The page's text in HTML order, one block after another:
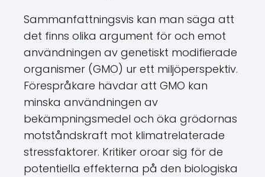
Sammanfattningsvis kan man säga att
det finns olika argument för och emot
användningen av genetiskt modifierade
organismer (GMO) ur ett miljöperspektiv.
Förespråkare hävdar att GMO kan
minska användningen av
bekämpningsmedel och öka grödornas
motståndskraft mot klimatrelaterade
stressfaktorer. Kritiker oroar sig för de
potentiella effekterna på den biologiska